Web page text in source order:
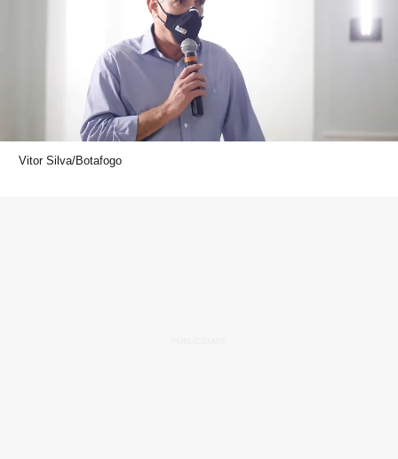
Vitor Silva/Botafogo